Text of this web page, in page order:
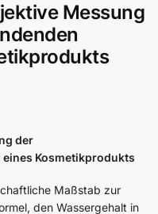
Messung
der
Kosmetikprodukts
Maßstab zur
den Wassergehalt in